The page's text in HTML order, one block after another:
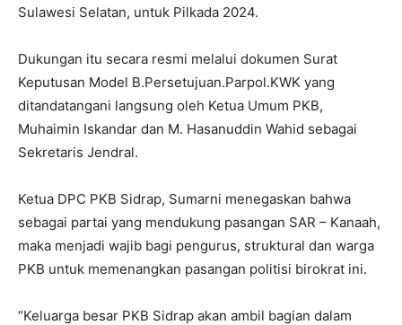
Sulawesi Selatan, untuk Pilkada 2024.
Dukungan itu secara resmi melalui dokumen Surat
Keputusan Model B.Persetujuan.Parpol.KWK yang
ditandatangani langsung oleh Ketua Umum PKB,
Muhaimin Iskandar dan M. Hasanuddin Wahid sebagai
Sekretaris Jendral.
Ketua DPC PKB Sidrap, Sumarni menegaskan bahwa
sebagai partai yang mendukung pasangan SAR – Kanaah,
maka menjadi wajib bagi pengurus, struktural dan warga
PKB untuk memenangkan pasangan politisi birokrat ini.
“Keluarga besar PKB Sidrap akan ambil bagian dalam